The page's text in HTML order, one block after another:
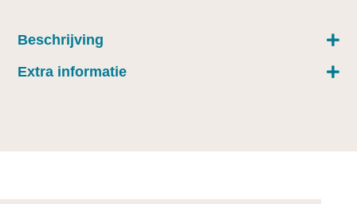
Beschrijving
Extra informatie